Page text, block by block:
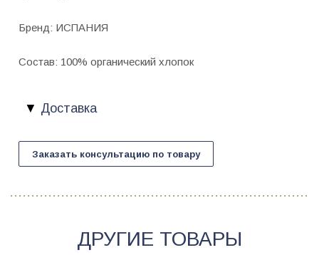
Бренд: ИСПАНИЯ
Состав: 100% органический хлопок
Доставка
Заказать консультацию по товару
ДРУГИЕ ТОВАРЫ